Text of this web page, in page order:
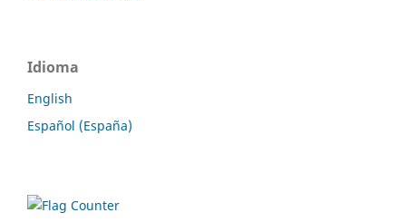
Idioma
English
Español (España)